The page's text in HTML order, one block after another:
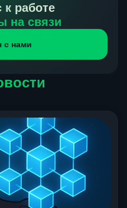
а на другой части
сайте, является
напиши в онлайн-
к работе
на связи
с нами